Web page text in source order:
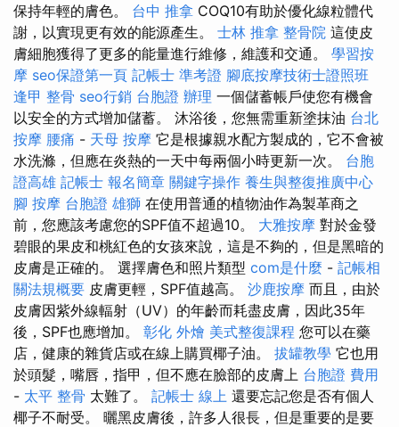
保持年輕的膚色。 台中 推拿 COQ10有助於優化線粒體代
謝，以實現更有效的能源產生。 士林 推拿 整骨院 這使皮
膚細胞獲得了更多的能量進行維修，維護和交通。 學習按
摩 seo保證第一頁 記帳士 準考證 腳底按摩技術士證照班
逢甲 整骨 seo行銷 台胞證 辦理 一個儲蓄帳戶使您有機會
以安全的方式增加儲蓄。 沐浴後，您無需重新塗抹油 台北
按摩 腰痛 - 天母 按摩 它是根據親水配方製成的，它不會被
水洗滌，但應在炎熱的一天中每兩個小時更新一次。 台胞
證高雄 記帳士 報名簡章 關鍵字操作 養生與整復推廣中心
腳 按摩 台胞證 雄獅 在使用普通的植物油作為製革商之
前，您應該考慮您的SPF值不超過10。 大雅按摩 對於金發
碧眼的果皮和桃紅色的女孩來說，這是不夠的，但是黑暗的
皮膚是正確的。 選擇膚色和照片類型 com是什麼 - 記帳相
關法規概要 皮膚更輕，SPF值越高。 沙鹿按摩 而且，由於
皮膚因紫外線輻射（UV）的年齡而耗盡皮膚，因此35年
後，SPF也應增加。 彰化 外燴 美式整復課程 您可以在藥
店，健康的雜貨店或在線上購買椰子油。 拔罐教學 它也用
於頭髮，嘴唇，指甲，但不應在臉部的皮膚上 台胞證 費用
- 太平 整骨 太難了。 記帳士 線上 還要忘記您是否有個人
椰子不耐受。 曬黑皮膚後，許多人很長，但是重要的是要